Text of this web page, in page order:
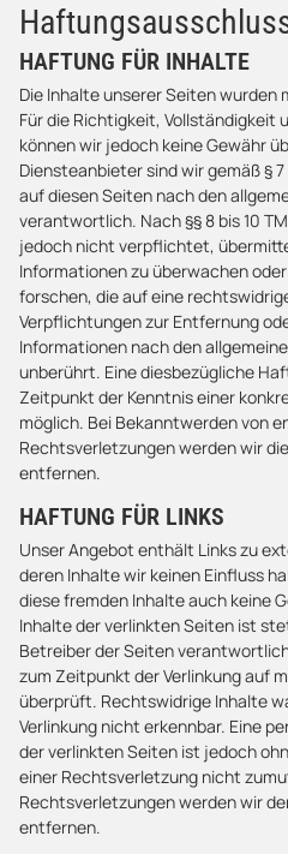
HAFTUNG FÜR INHALTE
Die Inhalte unserer Seiten
Für die Richtigkeit, Vollständigkeit
können wir jedoch keine Gewähr
Diensteanbieter sind wir gemäß §
auf diesen Seiten nach den
verantwortlich. Nach §§ 8 bis 10
jedoch nicht verpflichtet,
Informationen zu überwachen
forschen, die auf eine
Verpflichtungen zur Entfernung
Informationen nach den
unberührt. Eine diesbezügliche
Zeitpunkt der Kenntnis einer
möglich. Bei Bekanntwerden von
Rechtsverletzungen werden wir
entfernen.
HAFTUNG FÜR LINKS
Unser Angebot enthält Links zu
deren Inhalte wir keinen Einfluss
diese fremden Inhalte auch keine
Inhalte der verlinkten Seiten ist
Betreiber der Seiten
zum Zeitpunkt der Verlinkung auf
überprüft. Rechtswidrige Inhalte
Verlinkung nicht erkennbar. Eine
der verlinkten Seiten ist jedoch
einer Rechtsverletzung nicht
Rechtsverletzungen werden wir
entfernen.